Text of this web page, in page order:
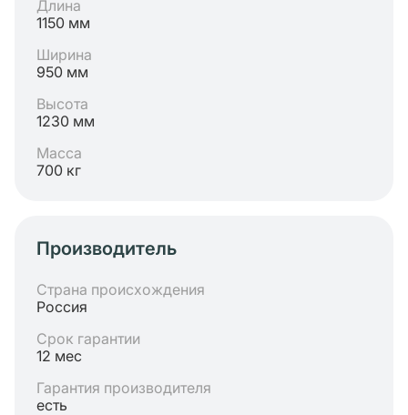
Длина
1150 мм
Ширина
950 мм
Высота
1230 мм
Масса
700 кг
Производитель
Страна происхождения
Россия
Срок гарантии
12 мес
Гарантия производителя
есть